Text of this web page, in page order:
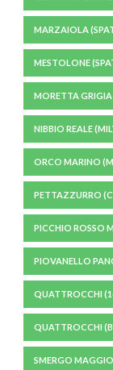
MARZAIOLA
MESTOLONE
MORETTA GRIGIA
NIBBIO REALE
ORCO MARINO
PETTAZZURRO
PICCHIO ROSSO
PIOVANELLO
QUATTROCCHI
QUATTROCCHI
SMERGO